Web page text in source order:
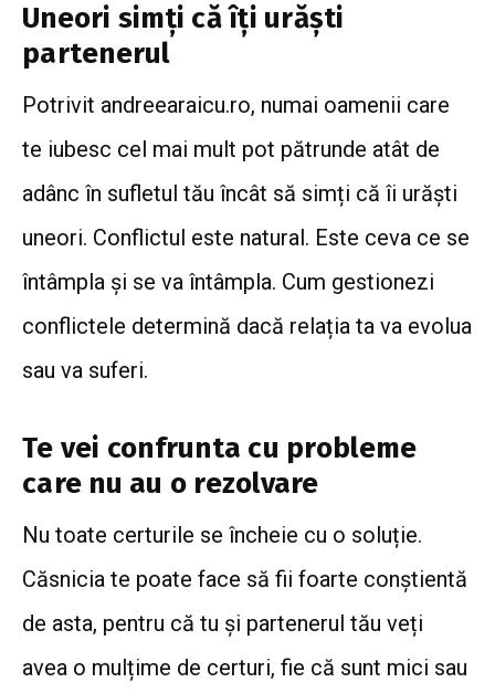
Uneori simți că îți urăști
partenerul
Potrivit andreearaicu.ro, numai oamenii care
te iubesc cel mai mult pot pătrunde atât de
adânc în sufletul tău încât să simți că îi urăști
uneori. Conflictul este natural. Este ceva ce se
întâmpla și se va întâmpla. Cum gestionezi
conflictele determină dacă relația ta va evolua
sau va suferi.
Te vei confrunta cu probleme
care nu au o rezolvare
Nu toate certurile se încheie cu o soluție.
Căsnicia te poate face să fii foarte conștientă
de asta, pentru că tu și partenerul tău veți
avea o mulțime de certuri, fie că sunt mici sau